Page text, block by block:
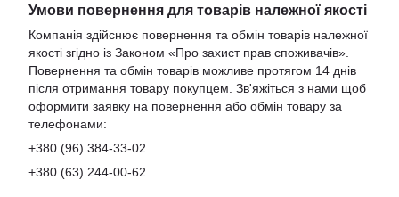
Умови повернення для товарів належної якості
Компанія здійснює повернення та обмін товарів належної
якості згідно із Законом «Про захист прав споживачів».
Повернення та обмін товарів можливе протягом 14 днів
після отримання товару покупцем. Зв'яжіться з нами щоб
оформити заявку на повернення або обмін товару за
телефонами:
+380 (96) 384-33-02
+380 (63) 244-00-62